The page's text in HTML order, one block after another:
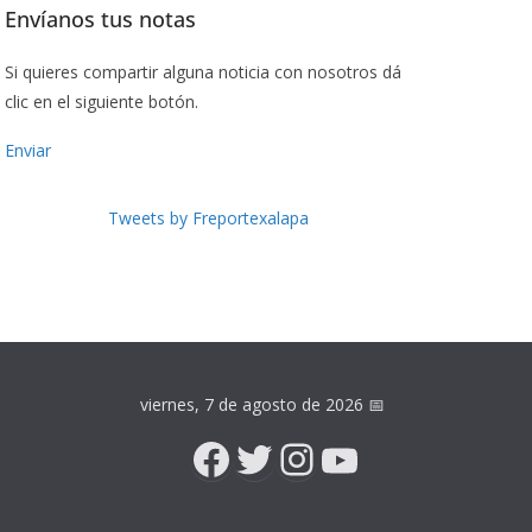
Envíanos tus notas
Si quieres compartir alguna noticia con nosotros dá
clic en el siguiente botón.
Enviar
Tweets by Freportexalapa
viernes, 7 de agosto de 2026 📅
Facebook
Twitter
Instagram
YouTube